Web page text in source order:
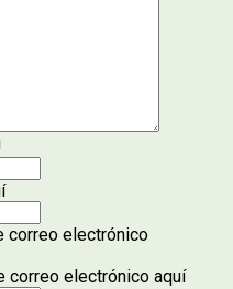
correo electrónico
correo electrónico aquí